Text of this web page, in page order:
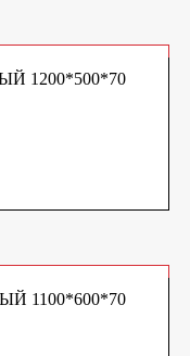
1200*500*70
1100*600*70